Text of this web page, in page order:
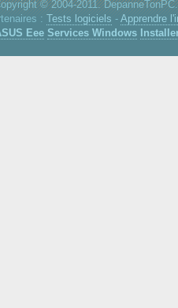
© 2004-2011.
: Tests logiciels - Apprendre
Eee Services Windows